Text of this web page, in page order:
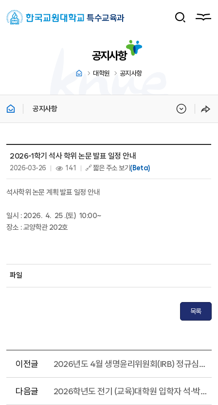
특수교육과
공지사항
대학원 공지사항
공지사항
2026-1학기 석사 학위 논문 발표 일정 안내
2026-03-26 141 🔗 짧은 주소 보기(Beta)
석사학위 논문 계획 발표 일정 안내
일시 : 2026. 4. 25 .(토) 10:00~
장소 : 교양학관 202호
파일
목록
이전글 2026년도 4월 생명윤리위원회(IRB) 정규심의 일정 안내
다음글 2026학년도 전기 (교육)대학원 입학자 석·박사 학점인정 신청 안내